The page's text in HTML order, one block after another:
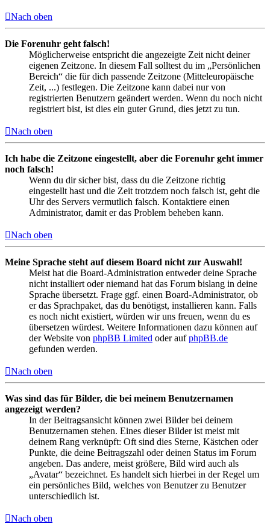
Nach oben
Die Forenuhr geht falsch!
Möglicherweise entspricht die angezeigte Zeit nicht deiner
eigenen Zeitzone. In diesem Fall solltest du im „Persönlichen
Bereich“ die für dich passende Zeitzone (Mitteleuropäische
Zeit, ...) festlegen. Die Zeitzone kann dabei nur von
registrierten Benutzern geändert werden. Wenn du noch nicht
registriert bist, ist dies ein guter Grund, dies jetzt zu tun.
Nach oben
Ich habe die Zeitzone eingestellt, aber die Forenuhr geht immer
noch falsch!
Wenn du dir sicher bist, dass du die Zeitzone richtig
eingestellt hast und die Zeit trotzdem noch falsch ist, geht die
Uhr des Servers vermutlich falsch. Kontaktiere einen
Administrator, damit er das Problem beheben kann.
Nach oben
Meine Sprache steht auf diesem Board nicht zur Auswahl!
Meist hat die Board-Administration entweder deine Sprache
nicht installiert oder niemand hat das Forum bislang in deine
Sprache übersetzt. Frage ggf. einen Board-Administrator, ob
er das Sprachpaket, das du benötigst, installieren kann. Falls
es noch nicht existiert, würden wir uns freuen, wenn du es
übersetzen würdest. Weitere Informationen dazu können auf
der Website von phpBB Limited oder aufphpBB.de
gefunden werden.
Nach oben
Was sind das für Bilder, die bei meinem Benutzernamen
angezeigt werden?
In der Beitragsansicht können zwei Bilder bei deinem
Benutzernamen stehen. Eines dieser Bilder ist meist mit
deinem Rang verknüpft: Oft sind dies Sterne, Kästchen oder
Punkte, die deine Beitragszahl oder deinen Status im Forum
angeben. Das andere, meist größere, Bild wird auch als
„Avatar“ bezeichnet. Es handelt sich hierbei in der Regel um
ein persönliches Bild, welches von Benutzer zu Benutzer
unterschiedlich ist.
Nach oben